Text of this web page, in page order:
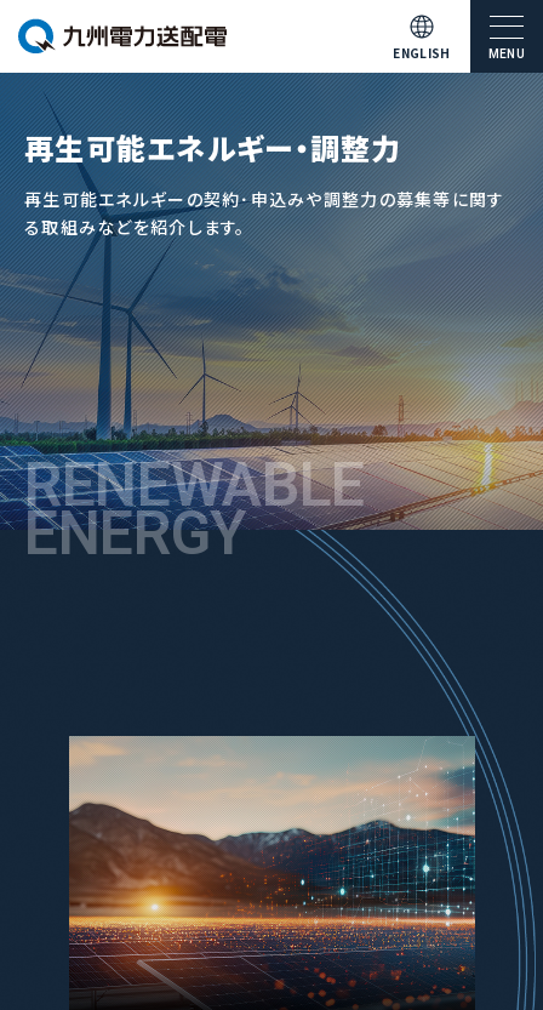
ENGLISH MENU
再生可能エネルギー・調整力
再生可能エネルギーの契約･申込みや調整力の募集等に関す
る取組みなどを紹介します。
RENEWABLE
ENERGY